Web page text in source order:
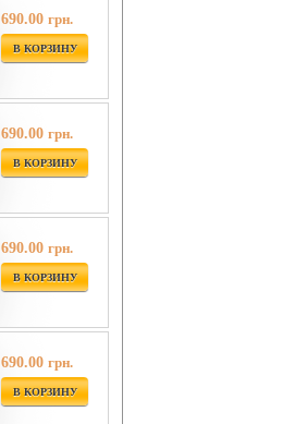
690.00 грн.
В КОРЗИНУ
690.00 грн.
В КОРЗИНУ
690.00 грн.
В КОРЗИНУ
690.00 грн.
В КОРЗИНУ